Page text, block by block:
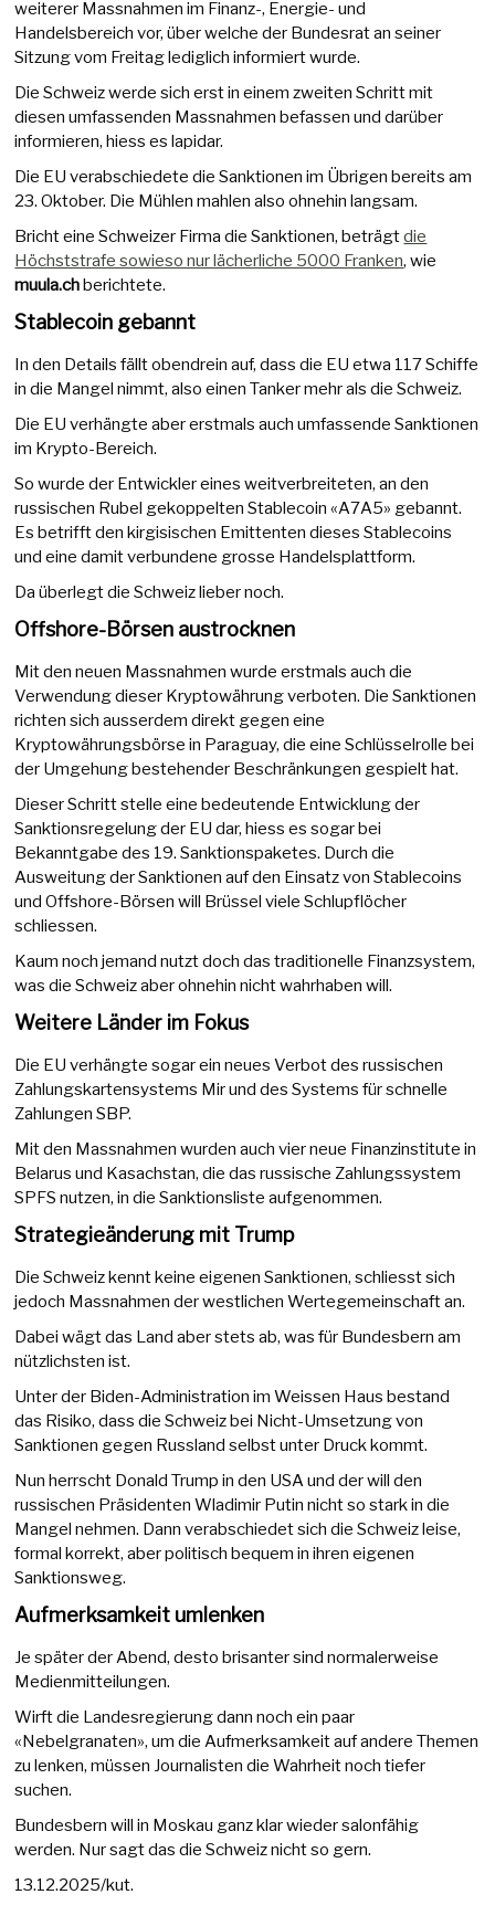
weiterer Massnahmen im Finanz-, Energie- und
Handelsbereich vor, über welche der Bundesrat an seiner
Sitzung vom Freitag lediglich informiert wurde.
Die Schweiz werde sich erst in einem zweiten Schritt mit
diesen umfassenden Massnahmen befassen und darüber
informieren, hiess es lapidar.
Die EU verabschiedete die Sanktionen im Übrigen bereits am
23. Oktober. Die Mühlen mahlen also ohnehin langsam.
Bricht eine Schweizer Firma die Sanktionen, beträgtdie
Höchststrafe sowieso nur lächerliche 5000 Franken, wie
muula.chberichtete.
Stablecoin gebannt
In den Details fällt obendrein auf, dass die EU etwa 117 Schiffe
in die Mangel nimmt, also einen Tanker mehr als die Schweiz.
Die EU verhängte aber erstmals auch umfassende Sanktionen
im Krypto-Bereich.
So wurde der Entwickler eines weitverbreiteten, an den
russischen Rubel gekoppelten Stablecoin «A7A5» gebannt.
Es betrifft den kirgisischen Emittenten dieses Stablecoins
und eine damit verbundene grosse Handelsplattform.
Da überlegt die Schweiz lieber noch.
Offshore-Börsen austrocknen
Mit den neuen Massnahmen wurde erstmals auch die
Verwendung dieser Kryptowährung verboten. Die Sanktionen
richten sich ausserdem direkt gegen eine
Kryptowährungsbörse in Paraguay, die eine Schlüsselrolle bei
der Umgehung bestehender Beschränkungen gespielt hat.
Dieser Schritt stelle eine bedeutende Entwicklung der
Sanktionsregelung der EU dar, hiess es sogar bei
Bekanntgabe des 19. Sanktionspaketes. Durch die
Ausweitung der Sanktionen auf den Einsatz von Stablecoins
und Offshore-Börsen will Brüssel viele Schlupflöcher
schliessen.
Kaum noch jemand nutzt doch das traditionelle Finanzsystem,
was die Schweiz aber ohnehin nicht wahrhaben will.
Weitere Länder im Fokus
Die EU verhängte sogar ein neues Verbot des russischen
Zahlungskartensystems Mir und des Systems für schnelle
Zahlungen SBP.
Mit den Massnahmen wurden auch vier neue Finanzinstitute in
Belarus und Kasachstan, die das russische Zahlungssystem
SPFS nutzen, in die Sanktionsliste aufgenommen.
Strategieänderung mit Trump
Die Schweiz kennt keine eigenen Sanktionen, schliesst sich
jedoch Massnahmen der westlichen Wertegemeinschaft an.
Dabei wägt das Land aber stets ab, was für Bundesbern am
nützlichsten ist.
Unter der Biden-Administration im Weissen Haus bestand
das Risiko, dass die Schweiz bei Nicht-Umsetzung von
Sanktionen gegen Russland selbst unter Druck kommt.
Nun herrscht Donald Trump in den USA und der will den
russischen Präsidenten Wladimir Putin nicht so stark in die
Mangel nehmen. Dann verabschiedet sich die Schweiz leise,
formal korrekt, aber politisch bequem in ihren eigenen
Sanktionsweg.
Aufmerksamkeit umlenken
Je später der Abend, desto brisanter sind normalerweise
Medienmitteilungen.
Wirft die Landesregierung dann noch ein paar
«Nebelgranaten», um die Aufmerksamkeit auf andere Themen
zu lenken, müssen Journalisten die Wahrheit noch tiefer
suchen.
Bundesbern will in Moskau ganz klar wieder salonfähig
werden. Nur sagt das die Schweiz nicht so gern.
13.12.2025/kut.